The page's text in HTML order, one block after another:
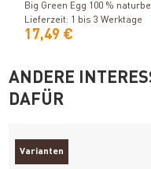
Big Green Egg 100 %
Lieferzeit: 1 bis 3 Werktage
17,49 €
ANDERE
DAFÜR
Varianten